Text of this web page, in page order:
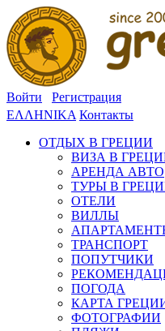
Войти
Регистрация
ΕΛΛΗΝΙΚΑ Контакты
ОТДЫХ В ГРЕЦИИ
ВИЗА В
АРЕНДА АВТО
ТУРЫ В
ОТЕЛИ
ВИЛЛЫ
ТРАНСПОРТ
ПОПУТЧИКИ
ПОГОДА
КАРТА
ФОТОГРАФИИ